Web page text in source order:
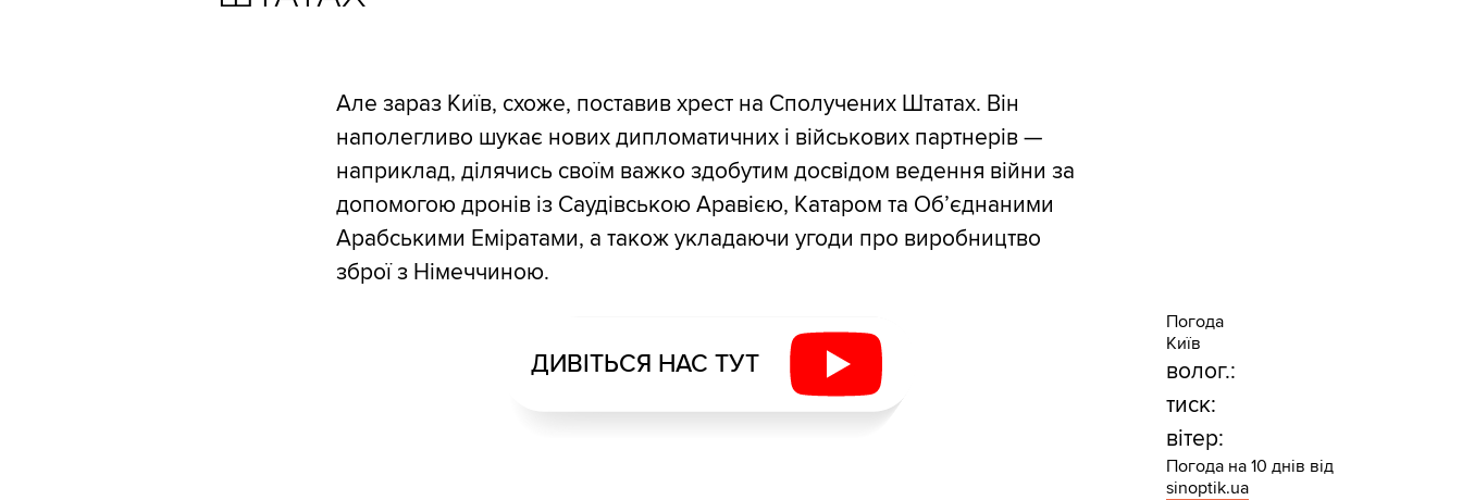
Але зараз Київ, схоже, поставив хрест на Сполучених Штатах. Він
наполегливо шукає нових дипломатичних і військових партнерів —
наприклад, ділячись своїм важко здобутим досвідом ведення війни за
допомогою дронів із Саудівською Аравією, Катаром та Об’єднаними
Арабськими Еміратами, а також укладаючи угоди про виробництво
зброї з Німеччиною.
ДИВІТЬСЯ НАС ТУТ
Погода
Київ
волог.:
тиск:
вітер:
Погода на 10 днів від
sinoptik.ua